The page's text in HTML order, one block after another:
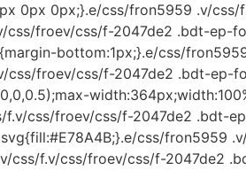
0px 0px;}.e/css/fron5959 .v/
css/froev/css/f-2047de2 .bdt-
bottom:1px;}.e/css/
froev/css/f-2047de2 .bdt-ep-
f.v/css/froev/css/f-2047de2
css/fron5959
css/f.v/css/froev/css/f-2047de2